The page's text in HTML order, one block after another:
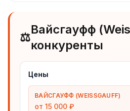
⚖️
Вайсгауфф
конкуренты
Цены
ВАЙСГАУФФ (WEISSGAUFF)
от 15 000 ₽